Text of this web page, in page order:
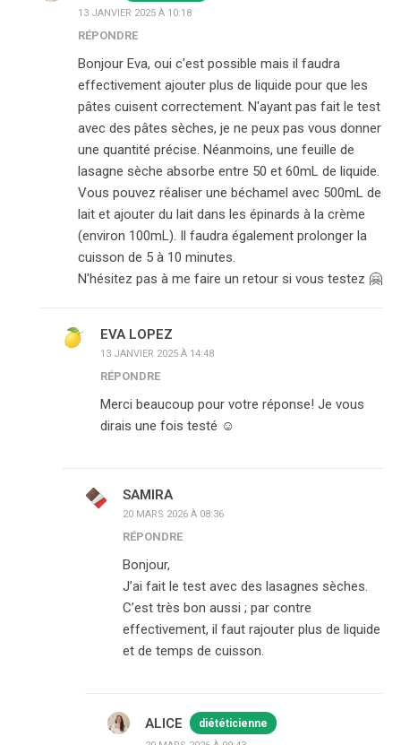
13 JANVIER 2025 À 10:18
RÉPONDRE
Bonjour Eva, oui c'est possible mais il faudra
effectivement ajouter plus de liquide pour que les
pâtes cuisent correctement. N'ayant pas fait le test
avec des pâtes sèches, je ne peux pas vous donner
une quantité précise. Néanmoins, une feuille de
lasagne sèche absorbe entre 50 et 60mL de liquide.
Vous pouvez réaliser une béchamel avec 500mL de
lait et ajouter du lait dans les épinards à la crème
(environ 100mL). Il faudra également prolonger la
cuisson de 5 à 10 minutes.
N'hésitez pas à me faire un retour si vous testez 🤗
EVA LOPEZ
13 JANVIER 2025 À 14:48
RÉPONDRE
Merci beaucoup pour votre réponse! Je vous
dirais une fois testé ☺️
SAMIRA
20 MARS 2026 À 08:36
RÉPONDRE
Bonjour,
J’ai fait le test avec des lasagnes sèches.
C’est très bon aussi ; par contre
effectivement, il faut rajouter plus de liquide
et de temps de cuisson.
ALICE diététicienne